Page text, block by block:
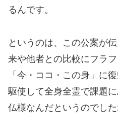
るんです。
というのは、この公案が
来や他者との比較にフラ
「今・ココ・この身」に
駆使して全身全霊で課題
仏様なんだというのでした